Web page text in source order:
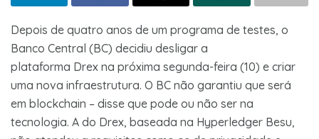
Depois de quatro anos de um programa de testes, o
Banco Central (BC) decidiu desligar a
plataforma Drex na próxima segunda-feira (10) e criar
uma nova infraestrutura. O BC não garantiu que será
em blockchain – disse que pode ou não ser na
tecnologia. A do Drex, baseada na Hyperledger Besu,